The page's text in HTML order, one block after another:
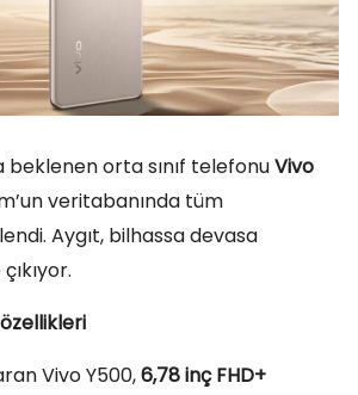
beklenen orta sınıf telefonuVivo
veritabanında tüm
Aygıt, bilhassa devasa
Vivo Y500,6,78 inç FHD+